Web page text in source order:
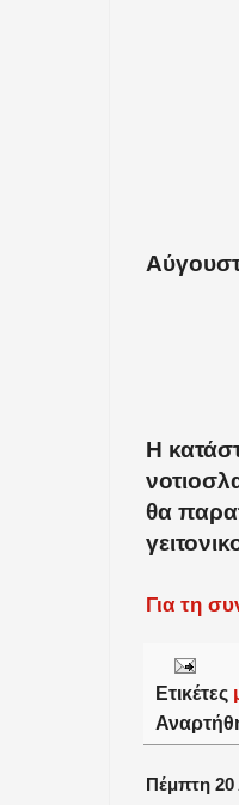
Η
θα
Για τη
Ετικέτες
Πέμπτη